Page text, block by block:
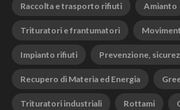
Raccolta e trasporto rifiuti Amianto
Trituratori e frantumatori
Impianto rifiuti Prevenzione,
Recupero di Materia ed Energia
Trituratori industriali Rottami